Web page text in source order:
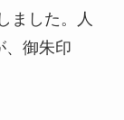
ました。人
、御朱印